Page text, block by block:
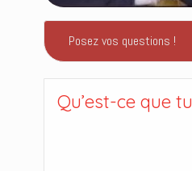
Posez vos questions !
Qu’est-ce que